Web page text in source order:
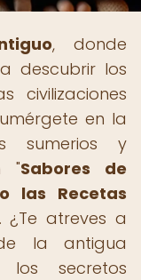
, donde
descubrir los
civilizaciones
en la
sumerios y
"Sabores de
las Recetas
¿Te atreves a
la antigua
los secretos